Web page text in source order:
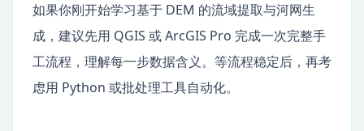
如果你刚开始学习基于 DEM 的流域提取与河网生
成，建议先用 QGIS 或 ArcGIS Pro 完成一次完整手
工流程，理解每一步数据含义。等流程稳定后，再考
虑用 Python 或批处理工具自动化。